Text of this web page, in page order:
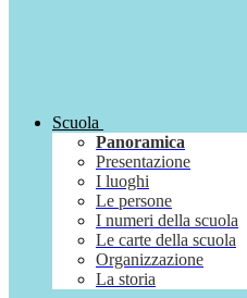
Scuola
Panoramica
Presentazione
I luoghi
Le persone
I numeri della scuola
Le carte della scuola
Organizzazione
La storia